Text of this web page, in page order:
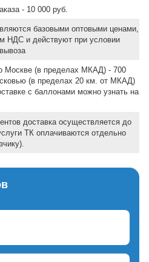
- 10 000 руб.
базовыми оптовыми ценами,
НДС и действуют при условии
Москве (в пределах МКАД) - 700
(в пределах 20 км. от МКАД)
с баллонами можно узнать на
доставка осуществляется до
ТК оплачиваются отдельно